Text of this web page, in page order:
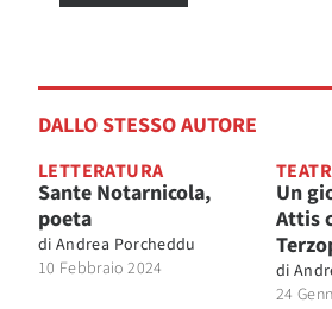
DALLO STESSO AUTORE
LETTERATURA
Sante Notarnicola,
poeta
di Andrea Porcheddu
10 Febbraio 2024
Un
Attis
di
24